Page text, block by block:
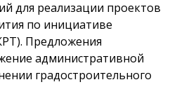
для реализации проектов
по инициативе
Предложения
административной
градостроительного